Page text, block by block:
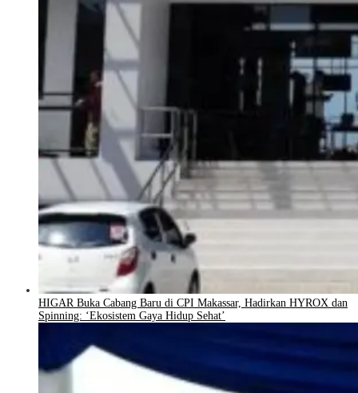
HIGAR Buka Cabang Baru di CPI Makassar, Hadirkan HYROX dan
Spinning: ‘Ekosistem Gaya Hidup Sehat’